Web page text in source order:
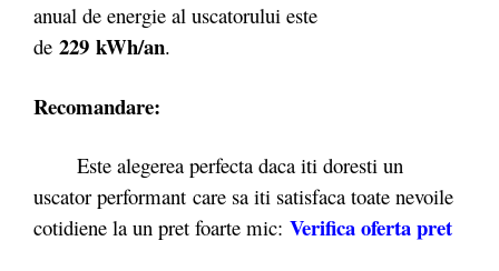
anual de energie al uscatorului este
de 229 kWh/an.
Recomandare:
Este alegerea perfecta daca iti doresti un
uscator performant care sa iti satisfaca toate nevoile
cotidiene la un pret foarte mic: Verifica oferta pret